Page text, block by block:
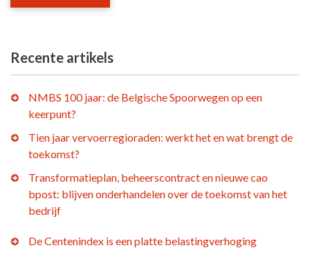
Recente artikels
NMBS 100 jaar: de Belgische Spoorwegen op een
keerpunt?
Tien jaar vervoerregioraden: werkt het en wat brengt de
toekomst?
Transformatieplan, beheerscontract en nieuwe cao
bpost: blijven onderhandelen over de toekomst van het
bedrijf
De Centenindex is een platte belastingverhoging